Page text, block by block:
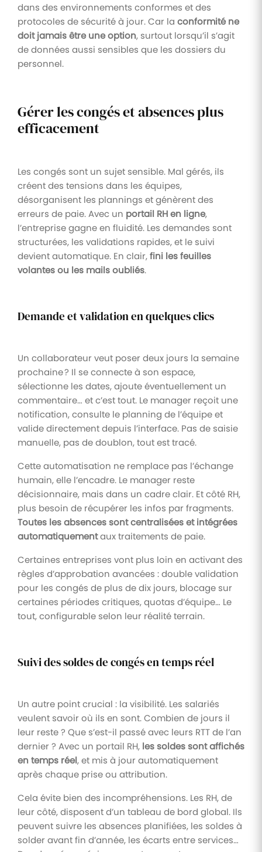
dans des environnements conformes et des
protocoles de sécurité à jour. Car la conformité ne
doit jamais être une option, surtout lorsqu’il s’agit
de données aussi sensibles que les dossiers du
personnel.
Gérer les congés et absences plus
efficacement
Les congés sont un sujet sensible. Mal gérés, ils
créent des tensions dans les équipes,
désorganisent les plannings et génèrent des
erreurs de paie. Avec un portail RH en ligne,
l’entreprise gagne en fluidité. Les demandes sont
structurées, les validations rapides, et le suivi
devient automatique. En clair,fini les feuilles
volantes ou les mails oubliés.
Demande et validation en quelques clics
Un collaborateur veut poser deux jours la semaine
prochaine ? Il se connecte à son espace,
sélectionne les dates, ajoute éventuellement un
commentaire… et c’est tout. Le manager reçoit une
notification, consulte le planning de l’équipe et
valide directement depuis l’interface. Pas de saisie
manuelle, pas de doublon, tout est tracé.
Cette automatisation ne remplace pas l’échange
humain, elle l’encadre. Le manager reste
décisionnaire, mais dans un cadre clair. Et côté RH,
plus besoin de récupérer les infos par fragments.
Toutes les absences sont centralisées et intégrées
automatiquementaux traitements de paie.
Certaines entreprises vont plus loin en activant des
règles d’approbation avancées : double validation
pour les congés de plus de dix jours, blocage sur
certaines périodes critiques, quotas d’équipe… Le
tout, configurable selon leur réalité terrain.
Suivi des soldes de congés en temps réel
Un autre point crucial : la visibilité. Les salariés
veulent savoir où ils en sont. Combien de jours il
leur reste ? Que s’est-il passé avec leurs RTT de l’an
dernier ? Avec un portail RH, les soldes sont affichés
en temps réel, et mis à jour automatiquement
après chaque prise ou attribution.
Cela évite bien des incompréhensions. Les RH, de
leur côté, disposent d’un tableau de bord global. Ils
peuvent suivre les absences planifiées, les soldes à
solder avant fin d’année, les écarts entre services…